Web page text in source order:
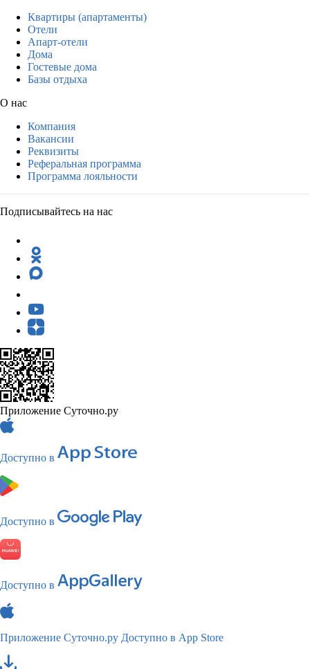
Квартиры (апартаменты)
Отели
Апарт-отели
Дома
Гостевые дома
Базы отдыха
О нас
Компания
Вакансии
Реквизиты
Реферальная программа
Программа лояльности
Подписывайтесь на нас
Приложение Суточно.ру
Доступно в
Доступно в
Доступно в
Приложение Суточно.ру Доступно в App Store